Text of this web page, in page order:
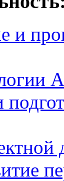
и